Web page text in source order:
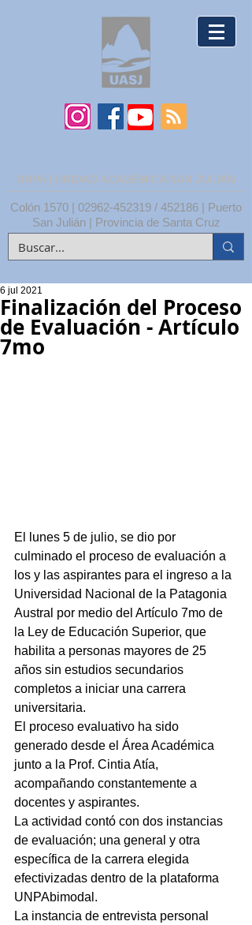
UNPA | UNIDAD ACADÉMICA SAN JULIÁN
Colón 1570 | 02962-452319 / 452186 | Puerto
San Julián | Provincia de Santa Cruz
Finalización del Proceso
de Evaluación - Artículo
7mo
6 jul 2021
El lunes 5 de julio, se dio por
culminado el proceso de evaluación a
los y las aspirantes para el ingreso a la
Universidad Nacional de la Patagonia
Austral por medio del Artículo 7mo de
la Ley de Educación Superior, que
habilita a personas mayores de 25
años sin estudios secundarios
completos a iniciar una carrera
universitaria.
El proceso evaluativo ha sido
generado desde el Área Académica
junto a la Prof. Cintia Atía,
acompañando constantemente a
docentes y aspirantes.
La actividad contó con dos instancias
de evaluación; una general y otra
específica de la carrera elegida
efectivizadas dentro de la plataforma
UNPAbimodal.
La instancia de entrevista personal